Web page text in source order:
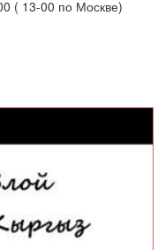
( 13-00 по Москве)